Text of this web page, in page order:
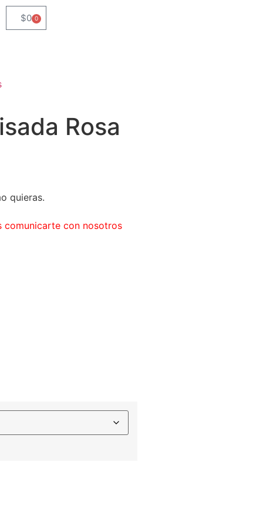
$0 0
Rosa
quieras.
comunicarte con nosotros